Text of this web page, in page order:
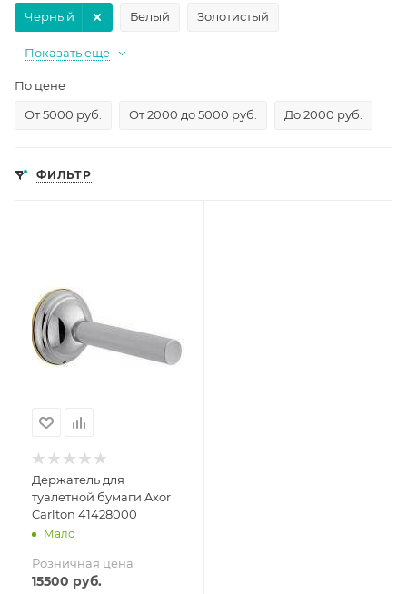
Черный
Белый Золотистый
Показать еще
По цене
От 5000 руб.
От 2000 до 5000 руб. До 2000 руб.
ФИЛЬТР
Держатель для
туалетной бумаги Axor
Carlton 41428000
Мало
Розничная цена
15500 руб.